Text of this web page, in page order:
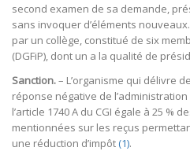
second examen de sa demande,
sans invoquer d’éléments
par un collège, constitué de six
(DGFiP), dont un a la qualité de
Sanction.– L’organisme qui délivre
réponse négative de
l’article 1740 A du CGI égale à 25 %
mentionnées sur les reçus
une réduction d’impôt (1).